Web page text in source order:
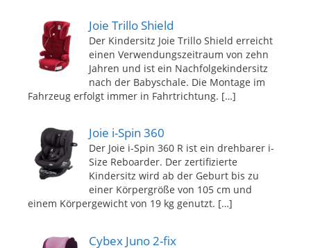
Joie Trillo Shield
Der Kindersitz Joie Trillo Shield erreicht
einen Verwendungszeitraum von zehn
Jahren und ist ein Nachfolgekindersitz
nach der Babyschale. Die Montage im
Fahrzeug erfolgt immer in Fahrtrichtung. […]
Joie i-Spin 360
Der Joie i-Spin 360 R ist ein drehbarer i-
Size Reboarder. Der zertifizierte
Kindersitz wird ab der Geburt bis zu
einer Körpergröße von 105 cm und
einem Körpergewicht von 19 kg genutzt. […]
Cybex Juno 2-fix